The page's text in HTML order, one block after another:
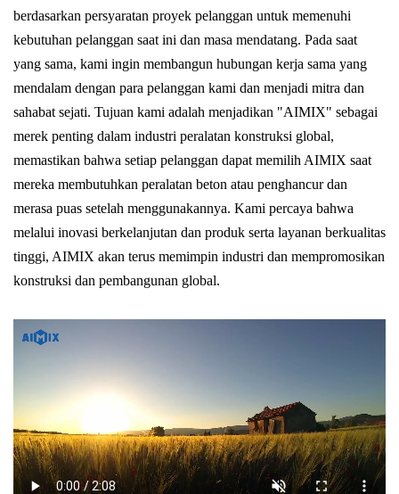
berdasarkan persyaratan proyek pelanggan untuk memenuhi
kebutuhan pelanggan saat ini dan masa mendatang. Pada saat
yang sama, kami ingin membangun hubungan kerja sama yang
mendalam dengan para pelanggan kami dan menjadi mitra dan
sahabat sejati. Tujuan kami adalah menjadikan "AIMIX" sebagai
merek penting dalam industri peralatan konstruksi global,
memastikan bahwa setiap pelanggan dapat memilih AIMIX saat
mereka membutuhkan peralatan beton atau penghancur dan
merasa puas setelah menggunakannya. Kami percaya bahwa
melalui inovasi berkelanjutan dan produk serta layanan berkualitas
tinggi, AIMIX akan terus memimpin industri dan mempromosikan
konstruksi dan pembangunan global.